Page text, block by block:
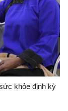
khỏe định kỳ